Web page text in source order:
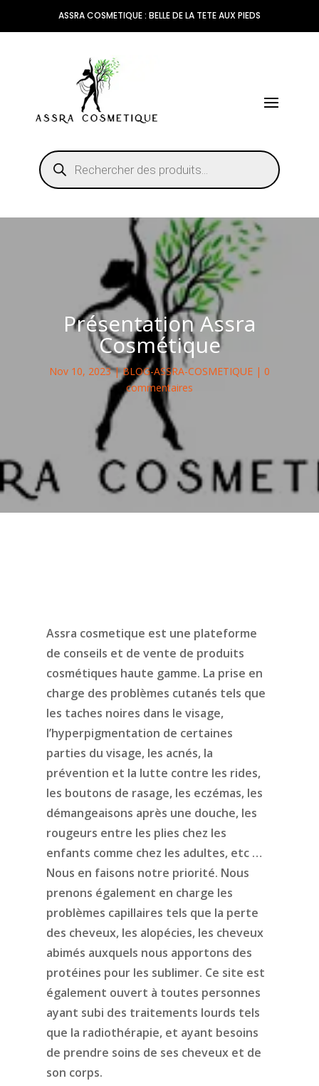
ASSRA COSMETIQUE : BELLE DE LA TETE AUX PIEDS
Recherche
de
produits
Présentation Assra
Cosmétique
Nov 10, 2023|BLOG-ASSRA-COSMETIQUE | 0
commentaires
Assra cosmetique est une plateforme
de conseils et de vente de produits
cosmétiques haute gamme. La prise en
charge des problèmes cutanés tels que
les taches noires dans le visage,
l’hyperpigmentation de certaines
parties du visage, les acnés, la
prévention et la lutte contre les rides,
les boutons de rasage, les eczémas, les
démangeaisons après une douche, les
rougeurs entre les plies chez les
enfants comme chez les adultes, etc …
Nous en faisons notre priorité. Nous
prenons également en charge les
problèmes capillaires tels que la perte
des cheveux, les alopécies, les cheveux
abimés auxquels nous apportons des
protéines pour les sublimer. Ce site est
également ouvert à toutes personnes
ayant subi des traitements lourds tels
que la radiothérapie, et ayant besoins
de prendre soins de ses cheveux et de
son corps.